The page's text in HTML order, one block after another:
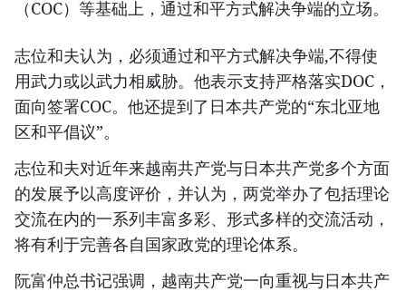
（COC）等基础上，通过和平方式解决争端的立场。
志位和夫认为，必须通过和平方式解决争端,不得使
用武力或以武力相威胁。他表示支持严格落实DOC，
面向签署COC。他还提到了日本共产党的“东北亚地
区和平倡议”。
志位和夫对近年来越南共产党与日本共产党多个方面
的发展予以高度评价，并认为，两党举办了包括理论
交流在内的一系列丰富多彩、形式多样的交流活动，
将有利于完善各自国家政党的理论体系。
阮富仲总书记强调，越南共产党一向重视与日本共产